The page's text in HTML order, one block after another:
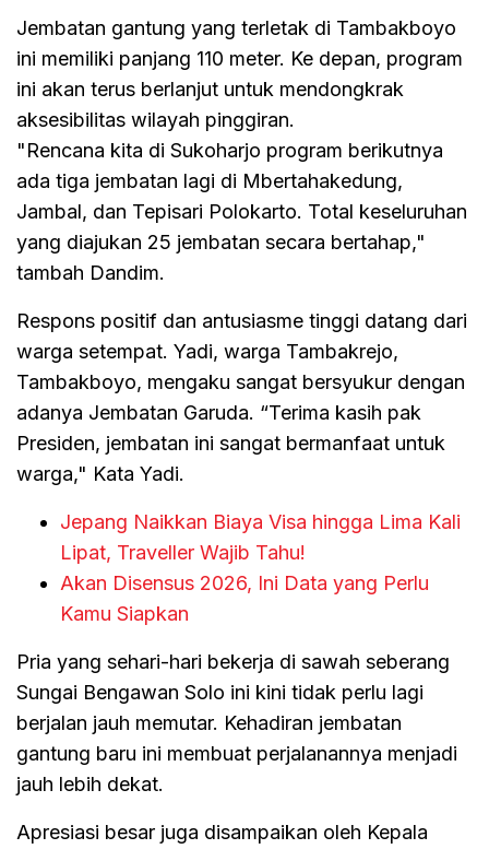
Jembatan gantung yang terletak di Tambakboyo
ini memiliki panjang 110 meter. Ke depan, program
ini akan terus berlanjut untuk mendongkrak
aksesibilitas wilayah pinggiran.
"Rencana kita di Sukoharjo program berikutnya
ada tiga jembatan lagi di Mbertahakedung,
Jambal, dan Tepisari Polokarto. Total keseluruhan
yang diajukan 25 jembatan secara bertahap,"
tambah Dandim.
Respons positif dan antusiasme tinggi datang dari
warga setempat. Yadi, warga Tambakrejo,
Tambakboyo, mengaku sangat bersyukur dengan
adanya Jembatan Garuda. “Terima kasih pak
Presiden, jembatan ini sangat bermanfaat untuk
warga," Kata Yadi.
Jepang Naikkan Biaya Visa hingga Lima Kali
Lipat, Traveller Wajib Tahu!
Akan Disensus 2026, Ini Data yang Perlu
Kamu Siapkan
Pria yang sehari-hari bekerja di sawah seberang
Sungai Bengawan Solo ini kini tidak perlu lagi
berjalan jauh memutar. Kehadiran jembatan
gantung baru ini membuat perjalanannya menjadi
jauh lebih dekat.
Apresiasi besar juga disampaikan oleh Kepala